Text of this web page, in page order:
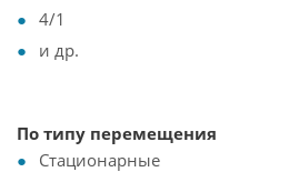
4/1
и др.
По типу перемещения
Стационарные